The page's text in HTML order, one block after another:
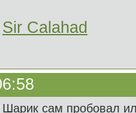
Sir Calahad
Шарик сам пробовал